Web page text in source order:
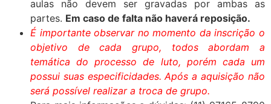
aulas não devem ser gravadas por ambas as
partes. Em caso de falta não haverá reposição.
É importante observar no momento da inscrição o
objetivo de cada grupo, todos abordam a
temática do processo de luto, porém cada um
possui suas especificidades. Após a aquisição não
será possível realizar a troca de grupo.